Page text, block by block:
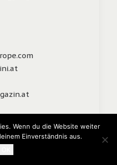
Wenn du die Website weiter
Einverständnis aus.